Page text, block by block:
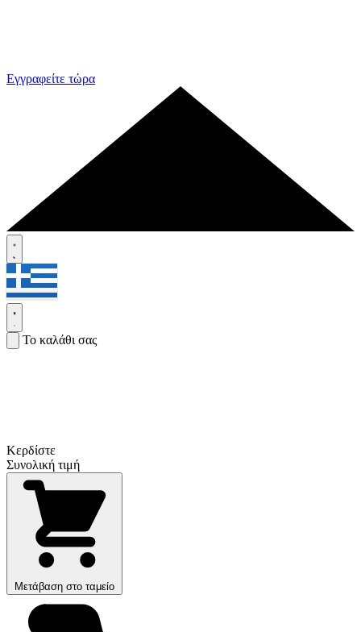
Εγγραφείτε τώρα
Το καλάθι σας
Κερδίστε
Συνολική τιμή
Μετάβαση στο ταμείο